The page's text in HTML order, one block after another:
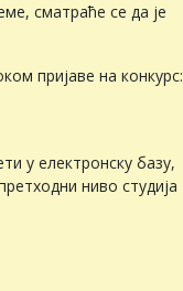
сматраће се да је
пријаве на конкурс:
у електронску базу,
ниво студија